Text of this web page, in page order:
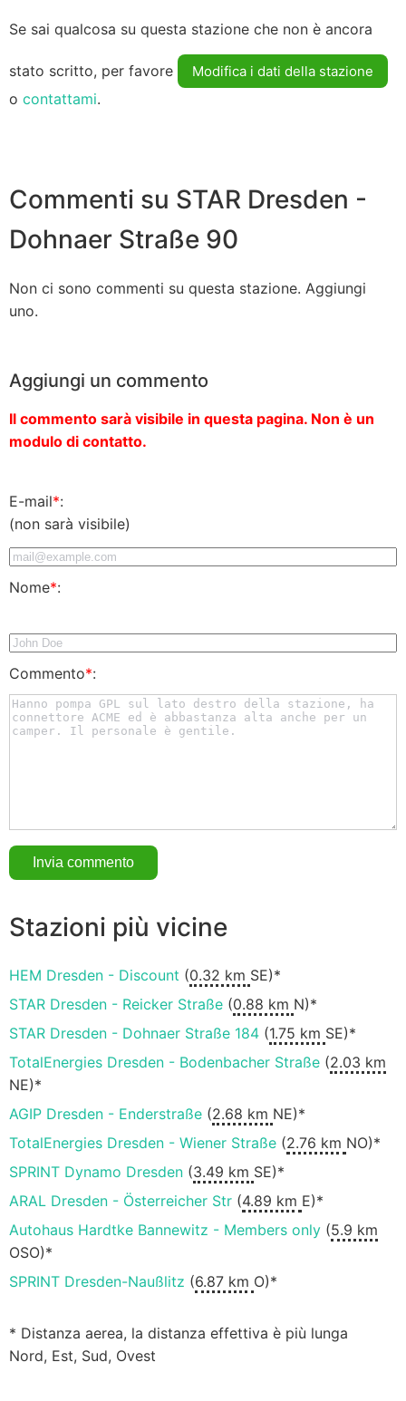
Se sai qualcosa su questa stazione che non è ancora
stato scritto, per favore Modifica i dati della stazione
o contattami.
Commenti su STAR Dresden -
Dohnaer Straße 90
Non ci sono commenti su questa stazione. Aggiungi
uno.
Aggiungi un commento
Il commento sarà visibile in questa pagina. Non è un
modulo di contatto.
E-mail*:
(non sarà visibile)
Nome*:
Commento*:
Stazioni più vicine
HEM Dresden - Discount (0.32 km SE)*
STAR Dresden - Reicker Straße (0.88 km N)*
STAR Dresden - Dohnaer Straße 184 (1.75 km SE)*
TotalEnergies Dresden - Bodenbacher Straße (2.03 km
NE)*
AGIP Dresden - Enderstraße (2.68 km NE)*
TotalEnergies Dresden - Wiener Straße (2.76 km NO)*
SPRINT Dynamo Dresden (3.49 km SE)*
ARAL Dresden - Österreicher Str (4.89 km E)*
Autohaus Hardtke Bannewitz - Members only (5.9 km
OSO)*
SPRINT Dresden-Naußlitz (6.87 km O)*
* Distanza aerea, la distanza effettiva è più lunga
Nord, Est, Sud, Ovest